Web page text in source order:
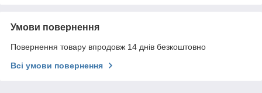
Умови повернення
Повернення товару впродовж 14 днів безкоштовно
Всі умови повернення